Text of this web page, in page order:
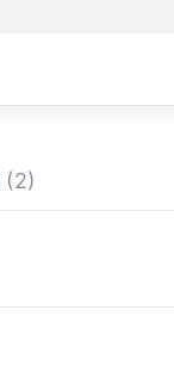
(2)